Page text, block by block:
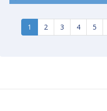
1 2 3 4 5